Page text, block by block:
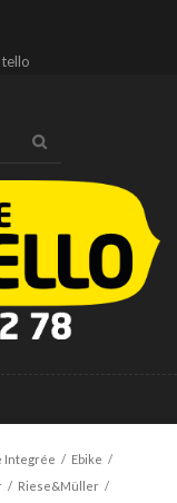
Integrée / Ebike /
/ Riese&Müller /